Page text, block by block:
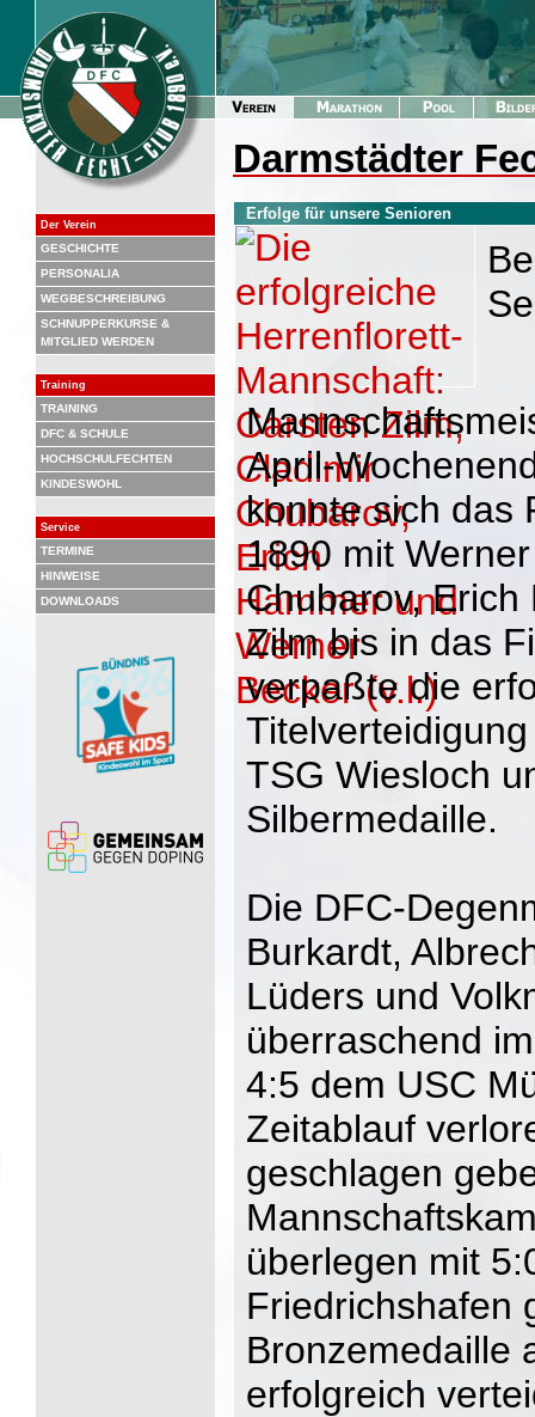
Der Verein
GESCHICHTE
PERSONALIA
WEGBESCHREIBUNG
SCHNUPPERKURSE &
MITGLIED WERDEN
Training
TRAINING
DFC & SCHULE
HOCHSCHULFECHTEN
KINDESWOHL
Service
TERMINE
HINWEISE
DOWNLOADS
Darmstädter
Erfolge für unsere Senioren
April-
konnte sich das
1890 mit
Chubarov,
Zilm bis in das
verpaßte die
TSG Wiesloch
Silbermedaille.
Die DFC-
Burkardt,
Lüders und
überraschend
4:5 dem USC
Zeitablauf
geschlagen
überlegen mit
Friedrichshafen
Bronzemedaille
erfolgreich